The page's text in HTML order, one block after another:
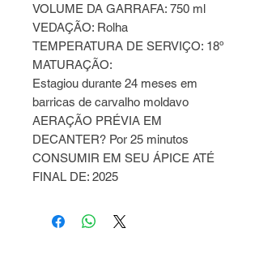
VOLUME DA GARRAFA: 750 ml
VEDAÇÃO: Rolha
TEMPERATURA DE SERVIÇO: 18º
MATURAÇÃO:
Estagiou durante 24 meses em
barricas de carvalho moldavo
AERAÇÃO PRÉVIA EM
DECANTER? Por 25 minutos
CONSUMIR EM SEU ÁPICE ATÉ
FINAL DE: 2025